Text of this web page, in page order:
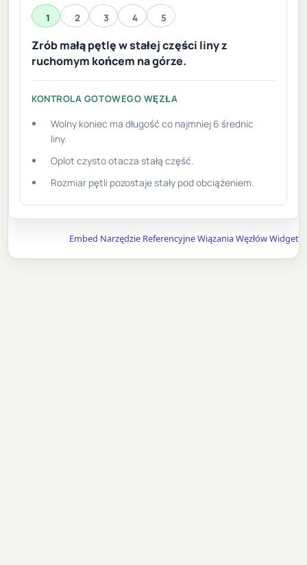
1 2 3 4 5
Zrób małą pętlę w stałej części liny z
ruchomym końcem na górze.
KONTROLA GOTOWEGO WĘZŁA
Wolny koniec ma długość co najmniej 6 średnic
liny.
Oplot czysto otacza stałą część.
Rozmiar pętli pozostaje stały pod obciążeniem.
Embed Narzędzie Referencyjne Wiązania Węzłów Widget